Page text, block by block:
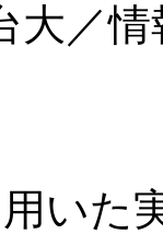
大／
用い